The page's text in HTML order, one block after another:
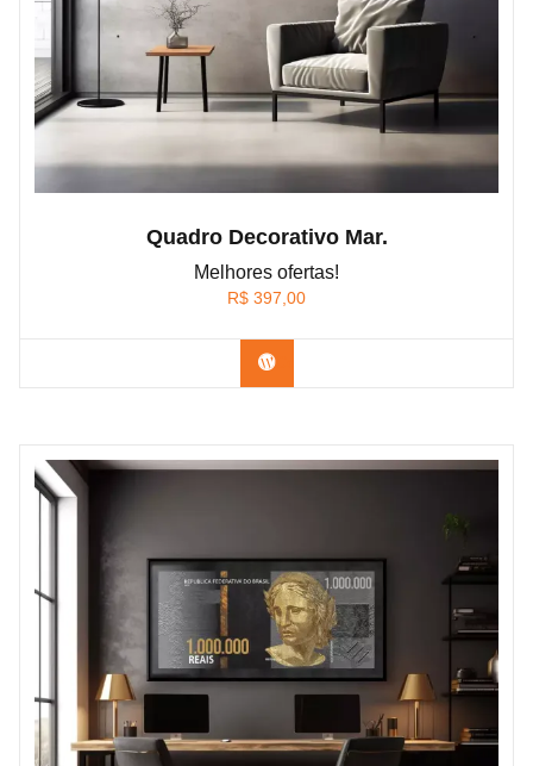
Quadro Decorativo Mar.
Melhores ofertas!
R$ 397,00
Confira os modelos